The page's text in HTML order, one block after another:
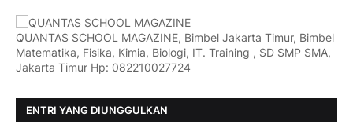
QUANTAS SCHOOL MAGAZINE, Bimbel Jakarta Timur, Bimbel
Matematika, Fisika, Kimia, Biologi, IT. Training , SD SMP SMA,
Jakarta Timur Hp: 082210027724
ENTRI YANG DIUNGGULKAN